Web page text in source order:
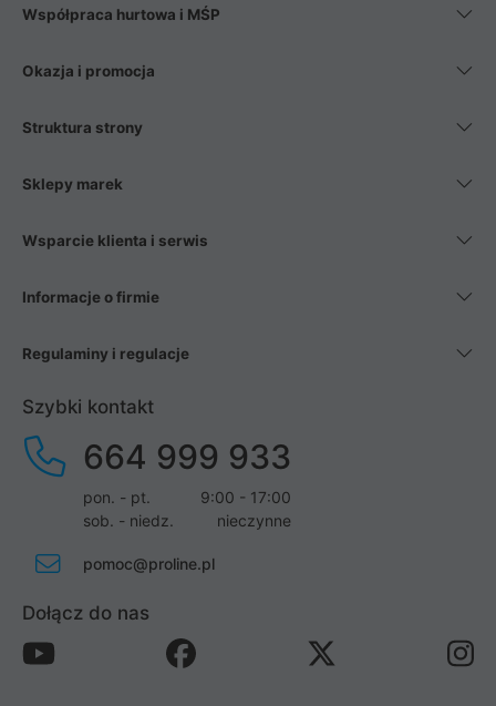
Współpraca hurtowa i MŚP
Okazja i promocja
Struktura strony
Sklepy marek
Wsparcie klienta i serwis
Informacje o firmie
Regulaminy i regulacje
Szybki kontakt
664 999 933
pon. - pt.
9:00 - 17:00
sob. - niedz.
nieczynne
pomoc@proline.pl
Dołącz do nas